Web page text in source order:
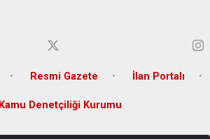
Resmi Gazete İlan Portalı
Kamu Denetçiliği Kurumu